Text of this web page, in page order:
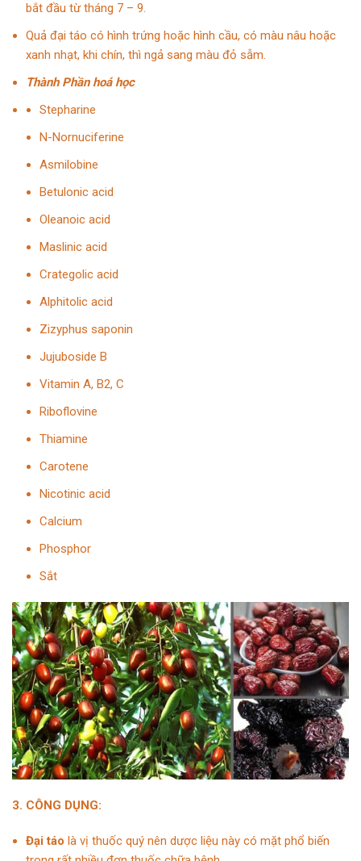
bắt đầu từ tháng 7 – 9.
Quả đại táo có hình trứng hoặc hình cầu, có màu nâu hoặc
xanh nhạt, khi chín, thì ngả sang màu đỏ sẫm.
Thành Phần hoá học
Stepharine
N-Nornuciferine
Asmilobine
Betulonic acid
Oleanoic acid
Maslinic acid
Crategolic acid
Alphitolic acid
Zizyphus saponin
Jujuboside B
Vitamin A, B2, C
Riboflovine
Thiamine
Carotene
Nicotinic acid
Calcium
Phosphor
Sắt
3. CÔNG DỤNG:
Đại táo là vị thuốc quý nên dược liệu này có mặt phổ biến